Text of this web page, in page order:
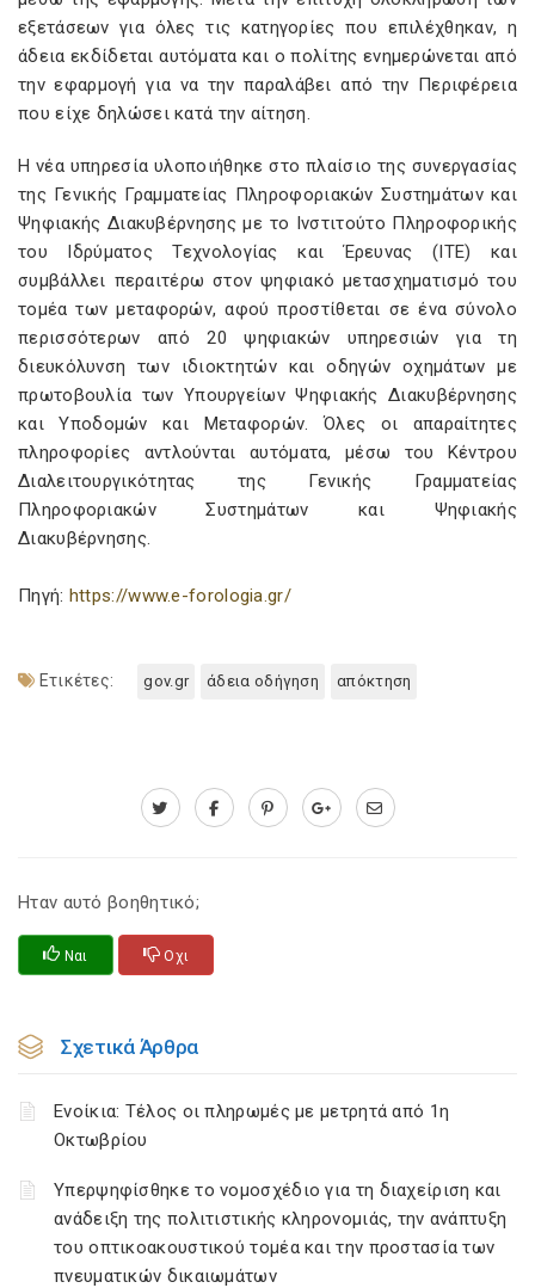
εξετάσεων για όλες τις κατηγορίες που επιλέχθηκαν, η
άδεια εκδίδεται αυτόματα και ο πολίτης ενημερώνεται από
την εφαρμογή για να την παραλάβει από την Περιφέρεια
που είχε δηλώσει κατά την αίτηση.
Η νέα υπηρεσία υλοποιήθηκε στο πλαίσιο της συνεργασίας
της Γενικής Γραμματείας Πληροφοριακών Συστημάτων και
Ψηφιακής Διακυβέρνησης με το Ινστιτούτο Πληροφορικής
του Ιδρύματος Τεχνολογίας και Έρευνας (ΙΤΕ) και
συμβάλλει περαιτέρω στον ψηφιακό μετασχηματισμό του
τομέα των μεταφορών, αφού προστίθεται σε ένα σύνολο
περισσότερων από 20 ψηφιακών υπηρεσιών για τη
διευκόλυνση των ιδιοκτητών και οδηγών οχημάτων με
πρωτοβουλία των Υπουργείων Ψηφιακής Διακυβέρνησης
και Υποδομών και Μεταφορών. Όλες οι απαραίτητες
πληροφορίες αντλούνται αυτόματα, μέσω του Κέντρου
Διαλειτουργικότητας της Γενικής Γραμματείας
Πληροφοριακών Συστημάτων και Ψηφιακής
Διακυβέρνησης.
Πηγή: https://www.e-forologia.gr/
Ετικέτες: gov.gr άδεια οδήγηση απόκτηση
Ηταν αυτό βοηθητικό;
Ναι Οχι
Σχετικά Άρθρα
Ενοίκια: Τέλος οι πληρωμές με μετρητά από 1η
Οκτωβρίου
Υπερψηφίσθηκε το νομοσχέδιο για τη διαχείριση και
ανάδειξη της πολιτιστικής κληρονομιάς, την ανάπτυξη
του οπτικοακουστικού τομέα και την προστασία των
πνευματικών δικαιωμάτων